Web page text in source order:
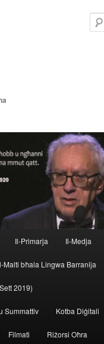
Il-Primarja Il-Medja
Malti bħala Lingwa Barranija
2019)
Summattiv Kotba Diġitali
Filmati Riżorsi Oħra